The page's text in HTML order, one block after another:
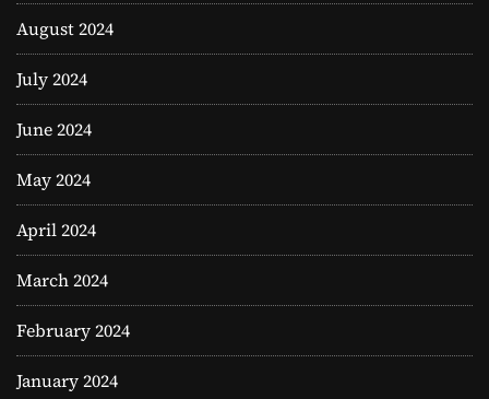
August 2024
July 2024
June 2024
May 2024
April 2024
March 2024
February 2024
January 2024